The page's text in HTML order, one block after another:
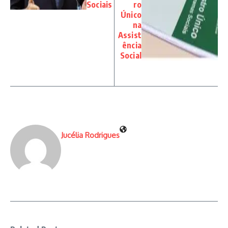
Sociais
ro
Único
na
Assist
ência
Social
Jucélia Rodrigues